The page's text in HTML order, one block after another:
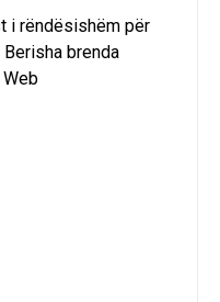
i rëndësishëm për
brenda
Web